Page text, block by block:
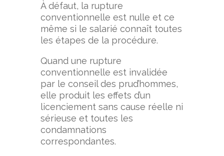
À défaut, la rupture
conventionnelle est nulle et ce
même si le salarié connaît toutes
les étapes de la procédure.
Quand une rupture
conventionnelle est invalidée
par le conseil des prud’hommes,
elle produit les effets d’un
licenciement sans cause réelle ni
sérieuse et toutes les
condamnations
correspondantes.